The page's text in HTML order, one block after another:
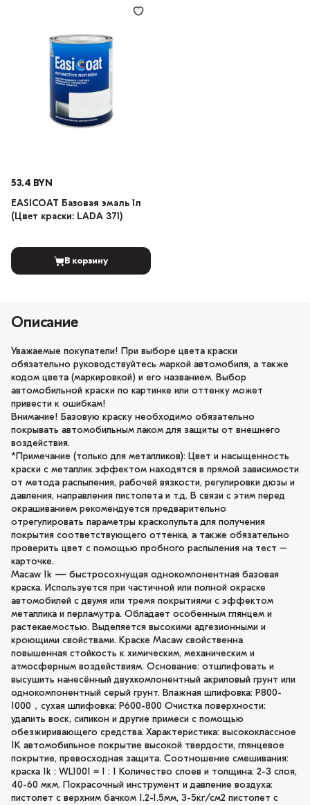
53.4 BYN
EASICOAT Базовая эмаль 1л
(Цвет краски: LADA 371)
В корзину
Описание
Уважаемые покупатели! При выборе цвета краски
обязательно руководствуйтесь маркой автомобиля, а также
кодом цвета (маркировкой) и его названием. Выбор
автомобильной краски по картинке или оттенку может
привести к ошибкам!
Внимание! Базовую краску необходимо обязательно
покрывать автомобильным лаком для защиты от внешнего
воздействия.
*Примечание (только для металликов): Цвет и насыщенность
краски с металлик эффектом находятся в прямой зависимости
от метода распыления, рабочей вязкости, регулировки дюзы и
давления, направления пистолета и т.д. В связи с этим перед
окрашиванием рекомендуется предварительно
отрегулировать параметры краскопульта для получения
покрытия соответствующего оттенка, а также обязательно
проверить цвет с помощью пробного распыления на тест –
карточке.
Macaw 1k — быстросохнущая однокомпонентная базовая
краска. Используется при частичной или полной окраске
автомобилей с двумя или тремя покрытиями с эффектом
металлика и перламутра. Обладает особенным глянцем и
растекаемостью. Выделяется высокими адгезионными и
кроющими свойствами. Краске Macaw свойственна
повышенная стойкость к химическим, механическим и
атмосферным воздействиям. Основание: отшлифовать и
высушить нанесённый двухкомпонентный акриловый грунт или
однокомпонентный серый грунт. Влажная шлифовка: P800-
1000，сухая шлифовка: P600-800 Очистка поверхности:
удалить воск, силикон и другие примеси с помощью
обезжиривающего средства. Характеристика: высококлассное
1K автомобильное покрытие высокой твердости, глянцевое
покрытие, превосходная защита. Соотношение смешивания:
краска 1k : WL1001 = 1 : 1 Количество слоев и толщина: 2-3 слоя,
40-60 мкм. Покрасочный инструмент и давление воздуха:
пистолет с верхним бачком 1.2-1.5мм, 3-5кг/см2 пистолет с